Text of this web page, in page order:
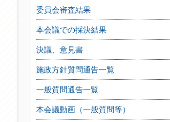
委員会審査結果
本会議での採決結果
決議、意見書
施政方針質問通告一覧
一般質問通告一覧
本会議動画（一般質問等）